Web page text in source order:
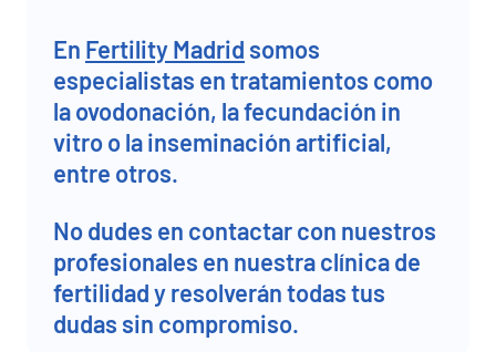
En Fertility Madrid somos
especialistas en tratamientos como
la ovodonación, la fecundación in
vitro o la inseminación artificial,
entre otros.
No dudes en contactar con nuestros
profesionales en nuestra clínica de
fertilidad y resolverán todas tus
dudas sin compromiso.